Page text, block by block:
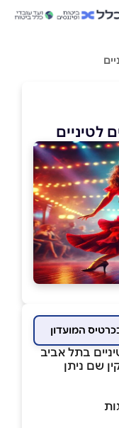
לטיניים
בתל אביב
שם ניתן